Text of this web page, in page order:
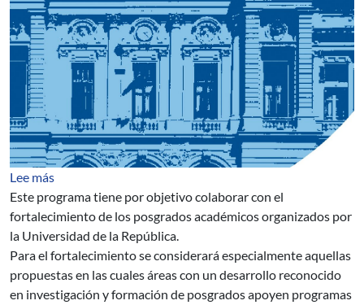
Lee mássobre Apoyo Institucional a Posgrado de la
Este programa tiene por objetivo colaborar con el
fortalecimiento de los posgrados académicos organizados por
la Universidad de la República.
Para el fortalecimiento se considerará especialmente aquellas
propuestas en las cuales áreas con un desarrollo reconocido
en investigación y formación de posgrados apoyen programas